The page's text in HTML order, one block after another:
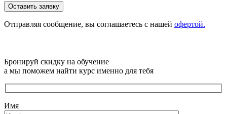
Отправляя сообщениe, вы соглашаетесь с нашей офертой.
Бронируй скидку на обучение
а мы поможем найти курс именно для тебя
Имя